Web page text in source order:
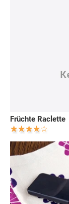
Früchte Raclette